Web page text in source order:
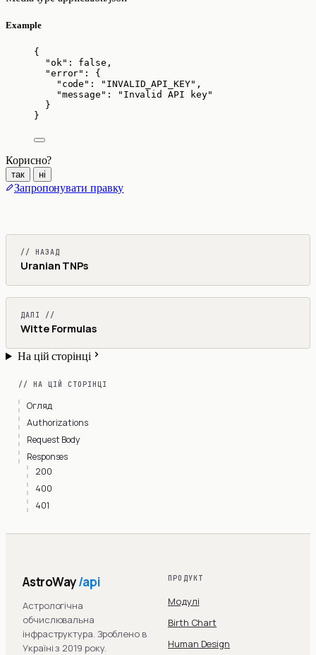
Example
{
"ok" : false ,
"error" : {
"code" : " INVALID_API_KEY" ,
"message" : " Invalid API key"
}
}
Корисно?
так ні
Запропонувати правку
// НАЗАД
Uranian TNPs
ДАЛІ //
Witte Formulas
На цій сторінці
// НА ЦІЙ СТОРІНЦІ
Огляд
Authorizations
Request Body
Responses
200
400
401
AstroWay/api
Астрологічна
обчислювальна
інфраструктура. Зроблено в
Україні з 2019 року.
ПРОДУКТ
Модулі
Birth Chart
Human Design